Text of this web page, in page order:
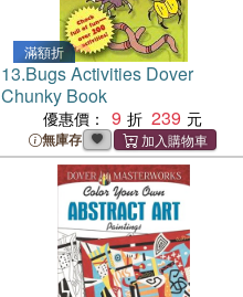
滿額折
13.Bugs Activities Dover
Chunky Book
優惠價： 9 239
無庫存